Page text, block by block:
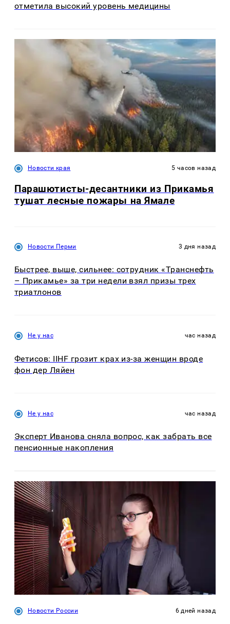
отметила высокий уровень медицины
Новости края 5 часов назад
Парашютисты-десантники из Прикамья
тушат лесные пожары на Ямале
Новости Перми 3 дня назад
Быстрее, выше, сильнее: сотрудник «Транснефть
– Прикамье» за три недели взял призы трех
триатлонов
Не у нас час назад
Фетисов: IIHF грозит крах из-за женщин вроде
фон дер Ляйен
Не у нас час назад
Эксперт Иванова сняла вопрос, как забрать все
пенсионные накопления
Новости России 6 дней назад